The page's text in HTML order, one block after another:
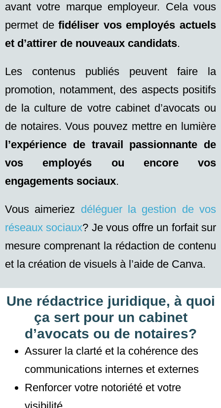
avant votre marque employeur. Cela vous
permet defidéliser vos employés actuels
et d’attirer de nouveaux candidats.
Les contenus publiés peuvent faire la
promotion, notamment, des aspects positifs
de la culture de votre cabinet d’avocats ou
de notaires. Vous pouvez mettre en lumière
l’expérience de travail passionnante de
vos employés
ou encore vos
engagements sociaux.
Vous aimeriez déléguer la gestion de vos
réseaux sociaux? Je vous offre un forfait sur
mesure comprenant la rédaction de contenu
et la création de visuels à l’aide de Canva.
Une rédactrice juridique, à quoi
ça sert pour un cabinet
d’avocats ou de notaires?
Assurer la clarté et la cohérence des
communications internes et externes
Renforcer votre notoriété et votre